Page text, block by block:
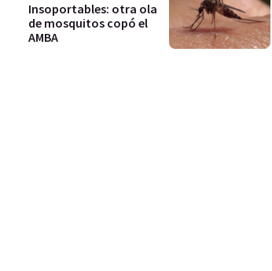
Insoportables: otra ola
de mosquitos copó el
AMBA